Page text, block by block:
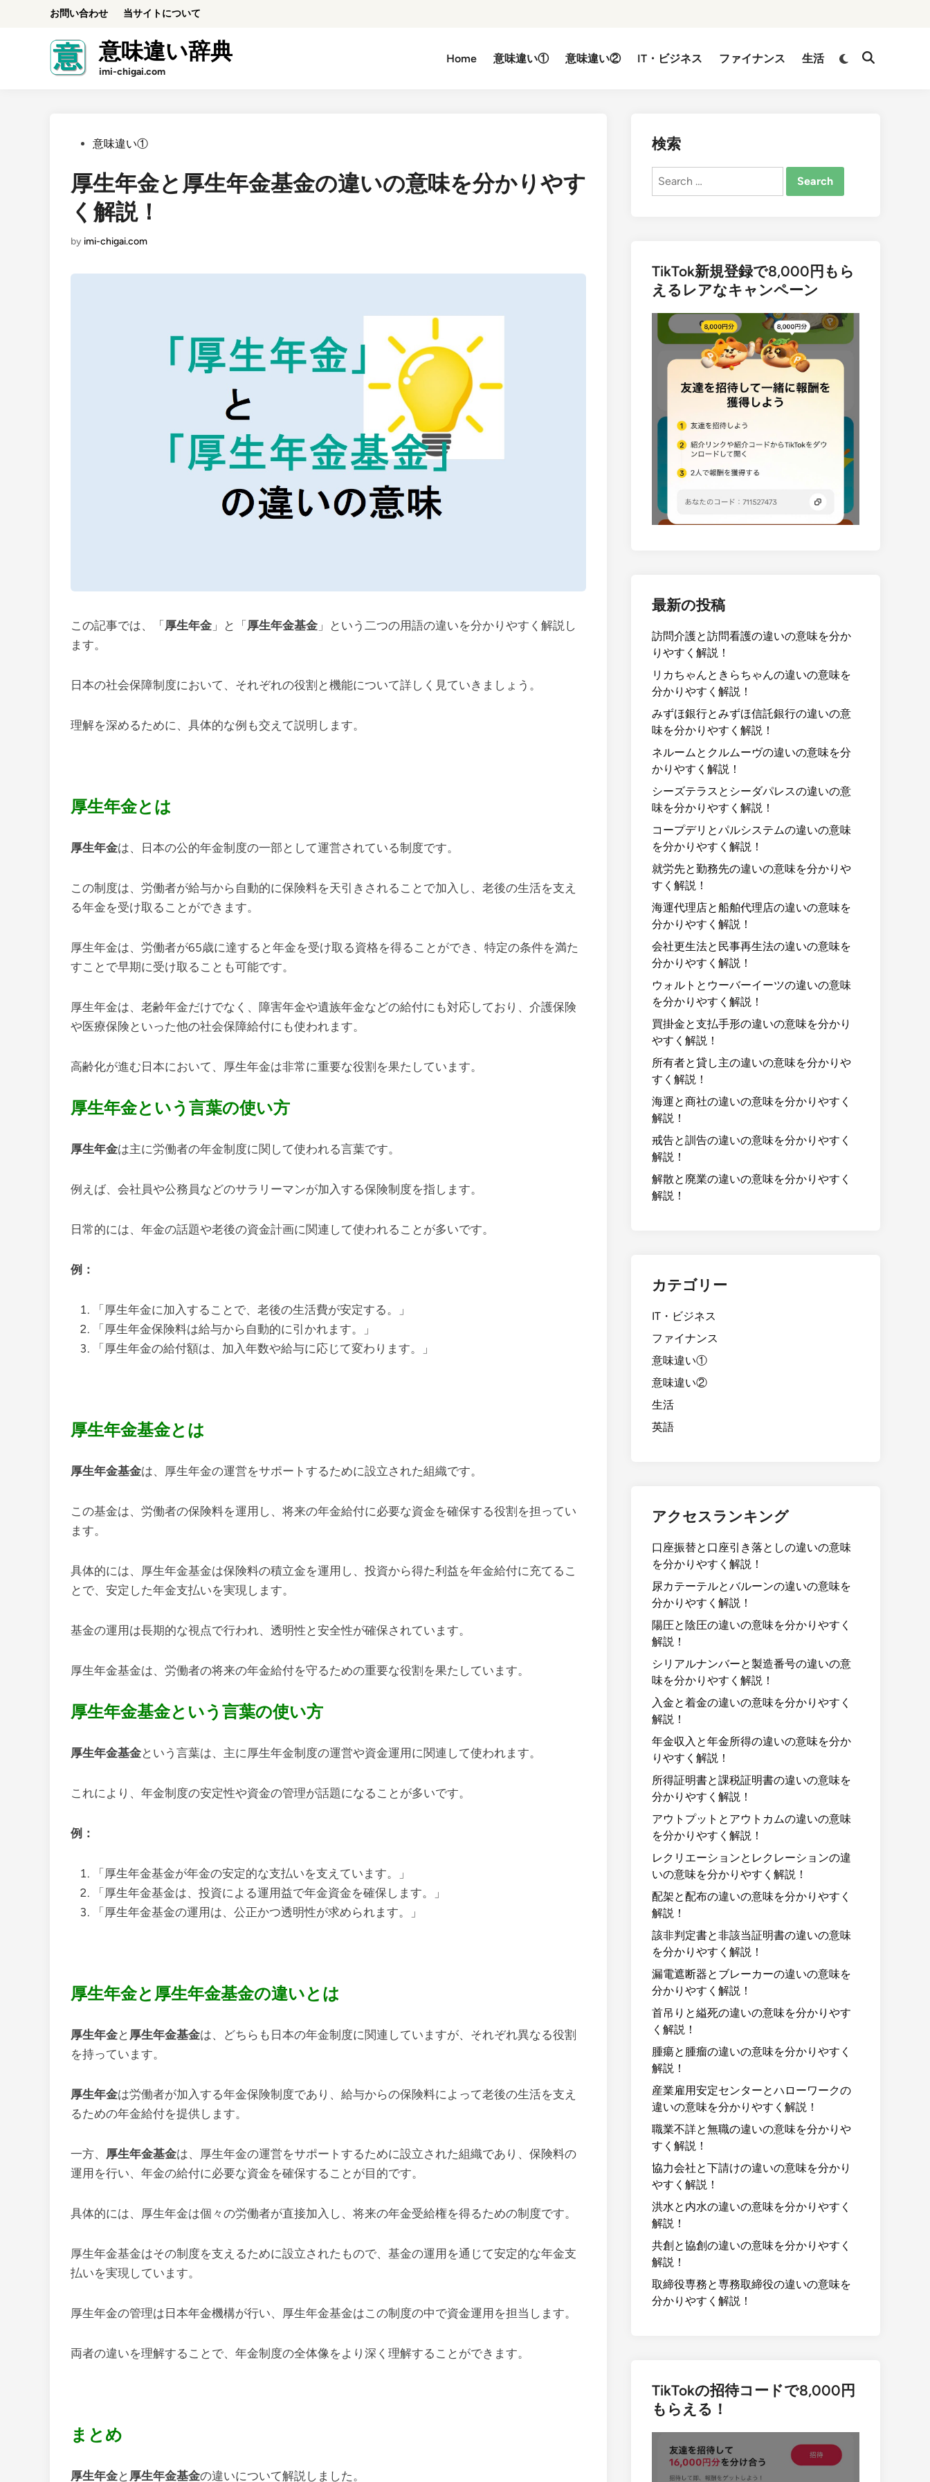
お問い合わせ 当サイトについて
意味違い辞典
imi-chigai.com
Home 意味違い① 意味違い② IT・ビジネス ファイナンス 生活
Posted意味違い①
厚生年金と厚生年金基金の違いの意味を分かりやす
く解説！
by imi-chigai.com
この記事では、「 厚生年金 」と「 厚生年金基金 」という二つの用語の違いを分かりやすく解説し
ます。
日本の社会保障制度において、それぞれの役割と機能について詳しく見ていきましょう。
理解を深めるために、具体的な例も交えて説明します。
厚生年金とは
厚生年金は、日本の公的年金制度の一部として運営されている制度です。
この制度は、労働者が給与から自動的に保険料を天引きされることで加入し、老後の生活を支え
る年金を受け取ることができます。
厚生年金は、労働者が65歳に達すると年金を受け取る資格を得ることができ、特定の条件を満た
すことで早期に受け取ることも可能です。
厚生年金は、老齢年金だけでなく、障害年金や遺族年金などの給付にも対応しており、介護保険
や医療保険といった他の社会保障給付にも使われます。
高齢化が進む日本において、厚生年金は非常に重要な役割を果たしています。
厚生年金という言葉の使い方
厚生年金は主に労働者の年金制度に関して使われる言葉です。
例えば、会社員や公務員などのサラリーマンが加入する保険制度を指します。
日常的には、年金の話題や老後の資金計画に関連して使われることが多いです。
例：
「厚生年金に加入することで、老後の生活費が安定する。」
「厚生年金保険料は給与から自動的に引かれます。」
「厚生年金の給付額は、加入年数や給与に応じて変わります。」
厚生年金基金とは
厚生年金基金は、厚生年金の運営をサポートするために設立された組織です。
この基金は、労働者の保険料を運用し、将来の年金給付に必要な資金を確保する役割を担ってい
ます。
具体的には、厚生年金基金は保険料の積立金を運用し、投資から得た利益を年金給付に充てるこ
とで、安定した年金支払いを実現します。
基金の運用は長期的な視点で行われ、透明性と安全性が確保されています。
厚生年金基金は、労働者の将来の年金給付を守るための重要な役割を果たしています。
厚生年金基金という言葉の使い方
厚生年金基金という言葉は、主に厚生年金制度の運営や資金運用に関連して使われます。
これにより、年金制度の安定性や資金の管理が話題になることが多いです。
例：
「厚生年金基金が年金の安定的な支払いを支えています。」
「厚生年金基金は、投資による運用益で年金資金を確保します。」
「厚生年金基金の運用は、公正かつ透明性が求められます。」
厚生年金と厚生年金基金の違いとは
厚生年金と 厚生年金基金は、どちらも日本の年金制度に関連していますが、それぞれ異なる役割
を持っています。
厚生年金は労働者が加入する年金保険制度であり、給与からの保険料によって老後の生活を支え
るための年金給付を提供します。
一方、 厚生年金基金は、厚生年金の運営をサポートするために設立された組織であり、保険料の
運用を行い、年金の給付に必要な資金を確保することが目的です。
具体的には、厚生年金は個々の労働者が直接加入し、将来の年金受給権を得るための制度です。
厚生年金基金はその制度を支えるために設立されたもので、基金の運用を通じて安定的な年金支
払いを実現しています。
厚生年金の管理は日本年金機構が行い、厚生年金基金はこの制度の中で資金運用を担当します。
両者の違いを理解することで、年金制度の全体像をより深く理解することができます。
まとめ
厚生年金と 厚生年金基金の違いについて解説しました。
検索
Search
TikTok新規登録で8,000円もら
えるレアなキャンペーン
最新の投稿
訪問介護と訪問看護の違いの意味を分か
りやすく解説！
リカちゃんときらちゃんの違いの意味を
分かりやすく解説！
みずほ銀行とみずほ信託銀行の違いの意
味を分かりやすく解説！
ネルームとクルムーヴの違いの意味を分
かりやすく解説！
シーズテラスとシーダパレスの違いの意
味を分かりやすく解説！
コープデリとパルシステムの違いの意味
を分かりやすく解説！
就労先と勤務先の違いの意味を分かりや
すく解説！
海運代理店と船舶代理店の違いの意味を
分かりやすく解説！
会社更生法と民事再生法の違いの意味を
分かりやすく解説！
ウォルトとウーバーイーツの違いの意味
を分かりやすく解説！
買掛金と支払手形の違いの意味を分かり
やすく解説！
所有者と貸し主の違いの意味を分かりや
すく解説！
海運と商社の違いの意味を分かりやすく
解説！
戒告と訓告の違いの意味を分かりやすく
解説！
解散と廃業の違いの意味を分かりやすく
解説！
カテゴリー
IT・ビジネス
ファイナンス
意味違い①
意味違い②
生活
英語
アクセスランキング
口座振替と口座引き落としの違いの意味
を分かりやすく解説！
尿カテーテルとバルーンの違いの意味を
分かりやすく解説！
陽圧と陰圧の違いの意味を分かりやすく
解説！
シリアルナンバーと製造番号の違いの意
味を分かりやすく解説！
入金と着金の違いの意味を分かりやすく
解説！
年金収入と年金所得の違いの意味を分か
りやすく解説！
所得証明書と課税証明書の違いの意味を
分かりやすく解説！
アウトプットとアウトカムの違いの意味
を分かりやすく解説！
レクリエーションとレクレーションの違
いの意味を分かりやすく解説！
配架と配布の違いの意味を分かりやすく
解説！
該非判定書と非該当証明書の違いの意味
を分かりやすく解説！
漏電遮断器とブレーカーの違いの意味を
分かりやすく解説！
首吊りと縊死の違いの意味を分かりやす
く解説！
腫瘍と腫瘤の違いの意味を分かりやすく
解説！
産業雇用安定センターとハローワークの
違いの意味を分かりやすく解説！
職業不詳と無職の違いの意味を分かりや
すく解説！
協力会社と下請けの違いの意味を分かり
やすく解説！
洪水と内水の違いの意味を分かりやすく
解説！
共創と協創の違いの意味を分かりやすく
解説！
取締役専務と専務取締役の違いの意味を
分かりやすく解説！
TikTokの招待コードで8,000円
もらえる！